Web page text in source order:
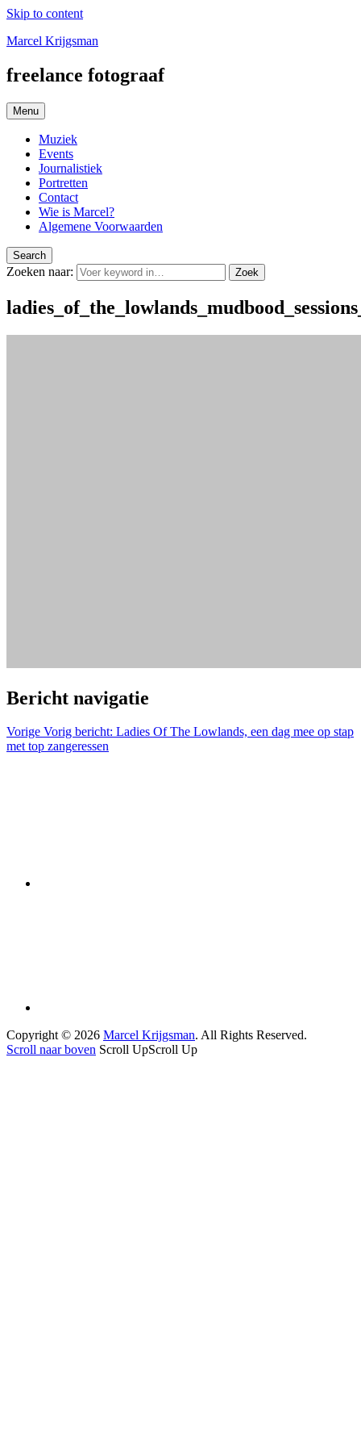
Skip to content
Marcel Krijgsman
freelance fotograaf
Menu
Muziek
Events
Journalistiek
Portretten
Contact
Wie is Marcel?
Algemene Voorwaarden
Search
Zoeken naar: Zoek
Bericht navigatie
Vorige Vorig bericht: Ladies Of The Lowlands, een dag mee op stap
met top zangeressen
Copyright © 2026 Marcel Krijgsman. All Rights Reserved.
Scroll naar boven Scroll UpScroll Up